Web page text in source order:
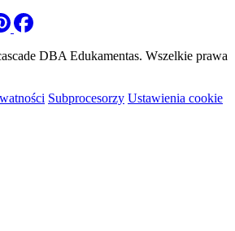
DBA Edukamentas. Wszelkie prawa
Subprocesorzy Ustawienia cookie